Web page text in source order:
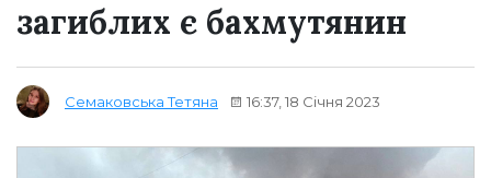
загиблих є бахмутянин
Семаковська Тетяна 16:37, 18 Січня 2023